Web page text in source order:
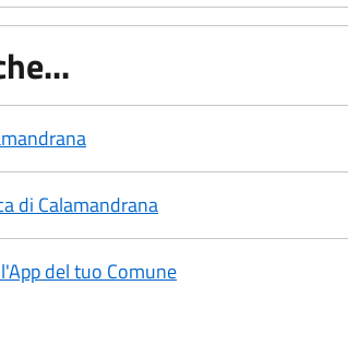
di Calamandrana
del tuo Comune